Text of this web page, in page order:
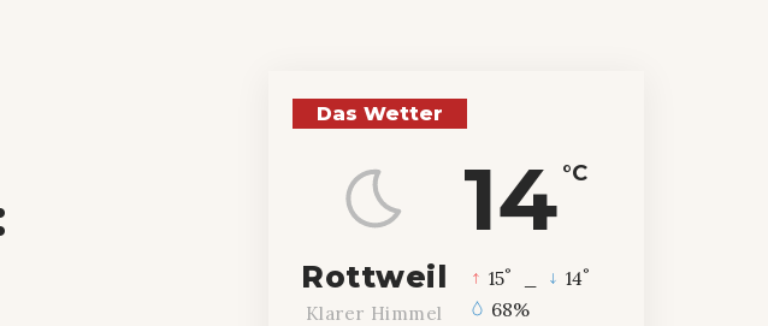
Das Wetter
14 °C
Rottweil
Klarer Himmel
15° 14°
68%